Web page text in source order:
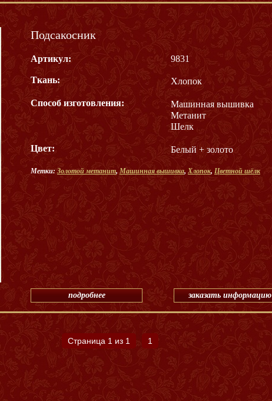
Подсакосник
Артикул: 9831
Ткань: Хлопок
Способ изготовления:
Машинная вышивка
Метанит
Шелк
Цвет: Белый + золото
Метки: Золотой метанит, Машинная вышивка,Хлопок, Цветной шёлк
подробнее заказать информацию
Страница 1 из 1 1